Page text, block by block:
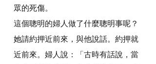
眾的死傷。
這個聰明的婦人做了什麼聰明事呢？
她請約押近前來，與他說話。約押就
近前來。婦人說：「古時有話說，當